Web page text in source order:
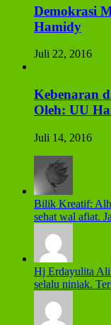
Demokrasi
Hamidy
Juli 22, 2016
Kebenaran
Oleh: UU
Juli 14, 2016
Bilik Kreatif:
sehat wal afiat.
Hj Erdayulita Ali
selalu niniak.